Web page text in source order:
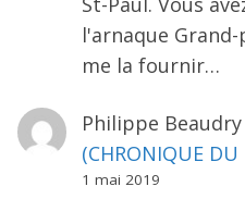
l'arnaque
me la fournir…
Philippe Beaudry
(CHRONIQUE DU
1 mai 2019